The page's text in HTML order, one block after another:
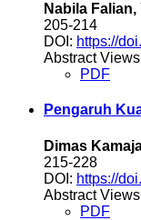
Nabila
205-214
DOI: https://
Abstract
PDF
Pengaruh
Dimas
215-228
DOI: https://
Abstract
PDF